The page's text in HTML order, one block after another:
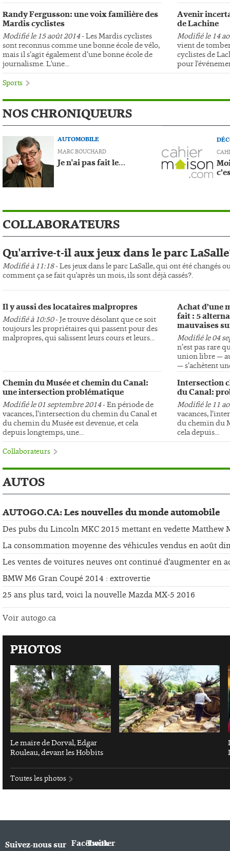
Randy Fergusson: une voix familière des
Mardis cyclistes
Modifié le 15 août 2014- Les Mardis cyclistes
sont reconnus comme une bonne école de vélo,
mais il s’agit également d’une bonne école de
journalisme. L'une...
Avenir
de Lachine
Modifié le 14
vient de
cyclistes de
pour
Sports
NOS CHRONIQUEURS
AUTOMOBILE
MARC BOUCHARD
Je n'ai pas fait le…
COLLABORATEURS
Qu'arrive-t-il aux jeux dans le parc
Modifié à 11:18- Les jeux dans le parc LaSalle, qui ont été changés
comment ça se fait qu'après un mois, ils sont déjà cassés?.
Il y aussi des locataires malpropres
Modifié à 10:50- Je trouve désolant que ce soit
toujours les propriétaires qui passent pour des
malpropres, qui salissent leurs cours et leurs...
Chemin du Musée et chemin du Canal:
une intersection problématique
Modifié le 01 septembre 2014- En période de
vacances, l’intersection du chemin du Canal et
du chemin du Musée est devenue, et cela
depuis longtemps, une...
Achat d’une
fait : 5
mauvaises
Modifié le 04
n’est pas rare
union libre —
— s’achètent
Intersection
du Canal:
Modifié le 11
vacances,
du chemin du
cela depuis...
Collaborateurs
AUTOS
AUTOGO.CA: Les nouvelles du monde automobile
Des pubs du Lincoln MKC 2015 mettant en vedette Matthew
La consommation moyenne des véhicules vendus en août
Les ventes de voitures neuves ont continué d’augmenter en
BMW M6 Gran Coupé 2014 : extrovertie
25 ans plus tard, voici la nouvelle Mazda MX-5 2016
Voir autogo.ca
PHOTOS
Le maire de Dorval, Edgar
Rouleau, devant les Hobbits
Toutes les photos
Suivez-nous sur Facebook
Twitter